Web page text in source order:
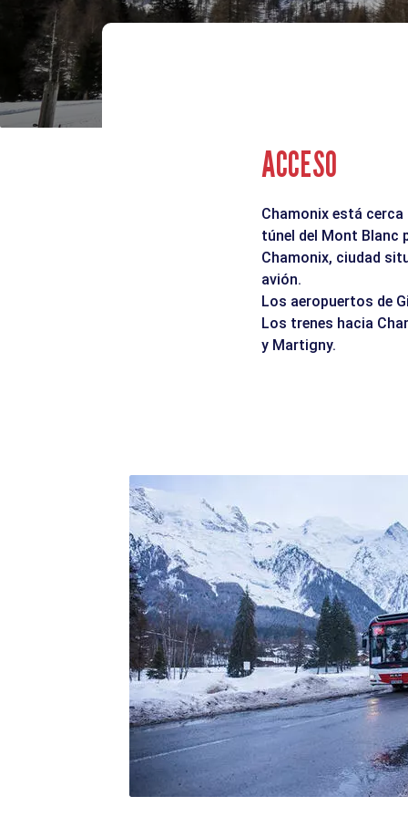
ACCESO
Chamonix está
túnel del Mont Blanc
Chamonix, ciudad
avión.
Los aeropuertos de
Los trenes hacia
y Martigny.